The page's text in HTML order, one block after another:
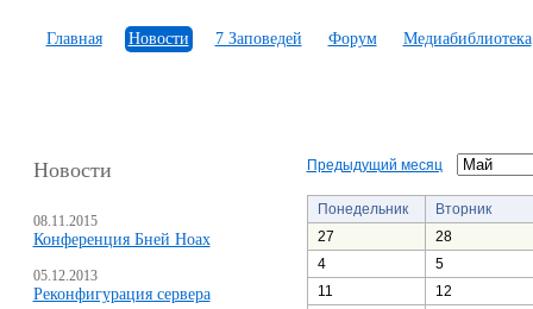
Главная Новости 7 Заповедей Форум Медиабиблиотека
Новости
08.11.2015
Конференция Бней Ноах
05.12.2013
Реконфигурация сервера
Предыдущий месяц
Понедельник
Вторник
27
28
4
5
11
12